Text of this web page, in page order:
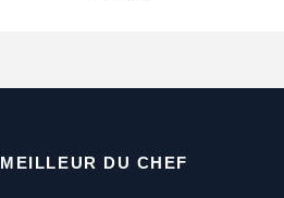
MEILLEUR DU CHEF